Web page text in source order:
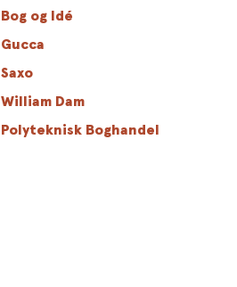
Bog og Idé
Gucca
Saxo
William Dam
Polyteknisk Boghandel